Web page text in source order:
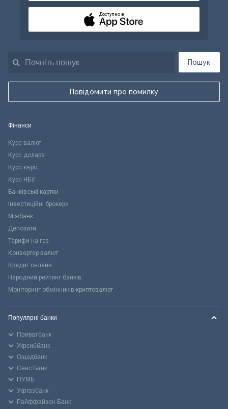
Пошук
Повідомити про помилку
Доступно в
Фінанси
Курс валют
Курс долара
Курс євро
Курс НБУ
Банківські картки
Інвестиційні брокери
Міжбанк
Депозити
Тарифи на газ
Конвертер валют
Кредит онлайн
Народний рейтинг банків
Моніторинг обмінників криптовалют
Популярні банки
Приватбанк
Укрсиббанк
Ощадбанк
Сенс Банк
ПУМБ
Укргазбанк
Райффайзен Банк